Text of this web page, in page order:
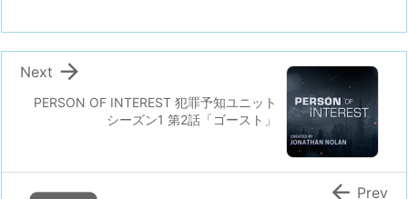
PERSON OF INTEREST 犯罪予知ユニット
シーズン1 第2話「ゴースト」

Next
 Prev